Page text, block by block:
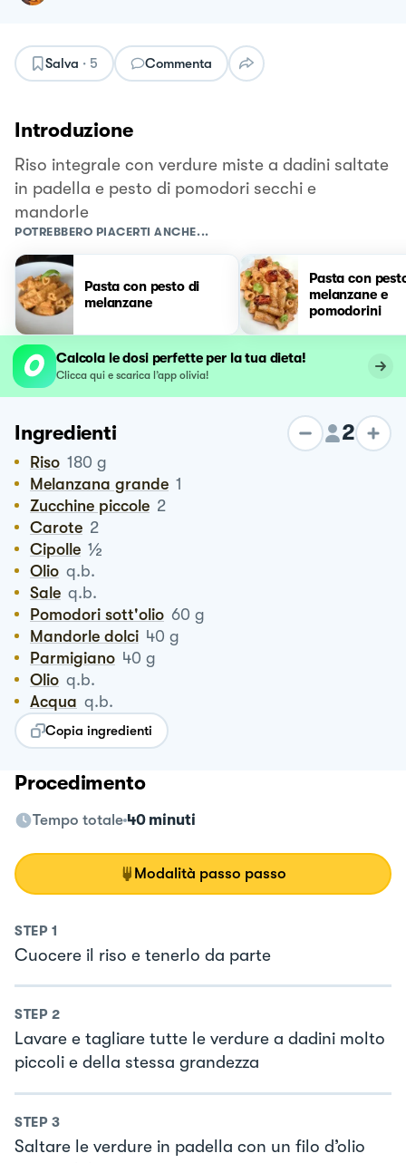
Salva · 5 Commenta
Introduzione
Riso integrale con verdure miste a dadini saltate
in padella e pesto di pomodori secchi e
mandorle
POTREBBERO PIACERTI ANCHE...
Pasta con pesto di
melanzane
Pasta con
melanzane e
pomodorini
Calcola le dosi perfette per la tua dieta!
Clicca qui e scarica l’app olivia!
Ingredienti 2
Riso 180 g
Melanzana grande 1
Zucchine piccole 2
Carote 2
Cipolle ½
Olio q.b.
Sale q.b.
Pomodori sott'olio 60 g
Mandorle dolci 40 g
Parmigiano 40 g
Olio q.b.
Acqua q.b.
Copia ingredienti
Procedimento
Tempo totale 40 minuti
Modalità passo passo
STEP 1
Cuocere il riso e tenerlo da parte
STEP 2
Lavare e tagliare tutte le verdure a dadini molto
piccoli e della stessa grandezza
STEP 3
Saltare le verdure in padella con un filo d’olio